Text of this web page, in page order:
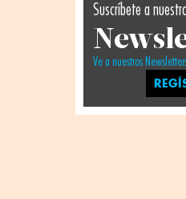
Suscríbete a
Ve a nuestros